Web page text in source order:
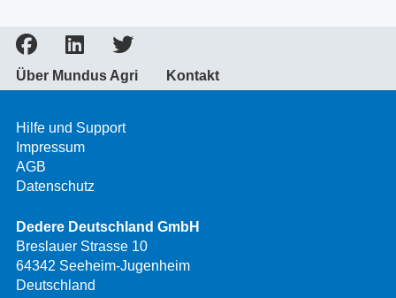
Über Mundus Agri Kontakt
Hilfe und Support
Impressum
AGB
Datenschutz
Dedere Deutschland GmbH
Breslauer Strasse 10
64342 Seeheim-Jugenheim
Deutschland